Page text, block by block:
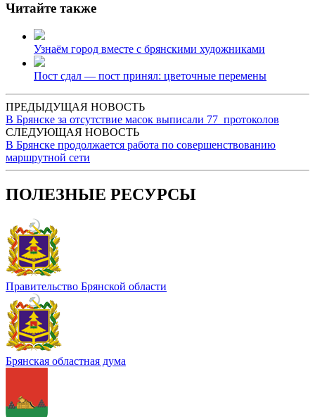
Читайте также
Узнаём город вместе с брянскими художниками
Пост сдал — пост принял: цветочные перемены
ПРЕДЫДУЩАЯ НОВОСТЬ
В Брянске за отсутствие масок выписали 77 протоколов
СЛЕДУЮЩАЯ НОВОСТЬ
В Брянске продолжается работа по совершенствованию
маршрутной сети
ПОЛЕЗНЫЕ РЕСУРСЫ
Правительство Брянской области
Брянская областная дума